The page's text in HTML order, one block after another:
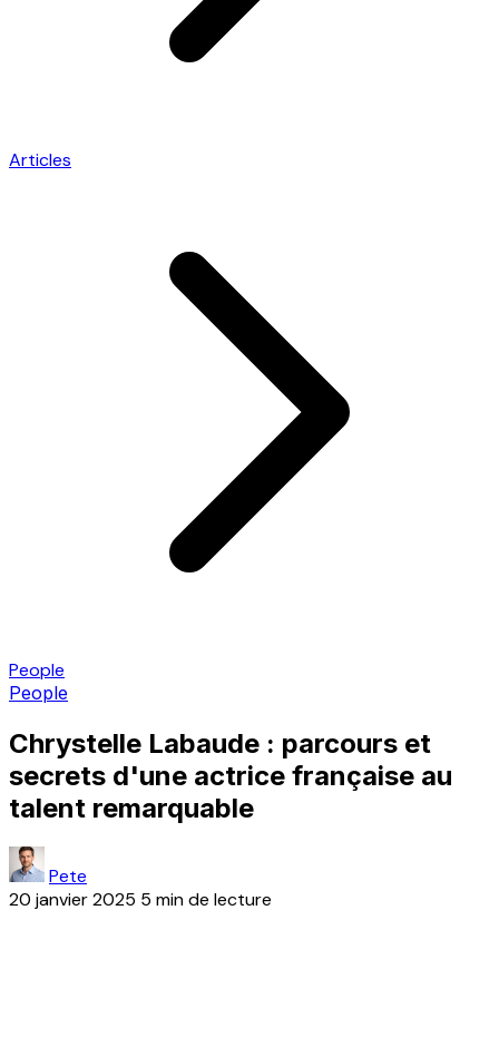
Articles
People
People
Chrystelle Labaude : parcours et
secrets d'une actrice française au
talent remarquable
Pete
20 janvier 2025 5 min de lecture